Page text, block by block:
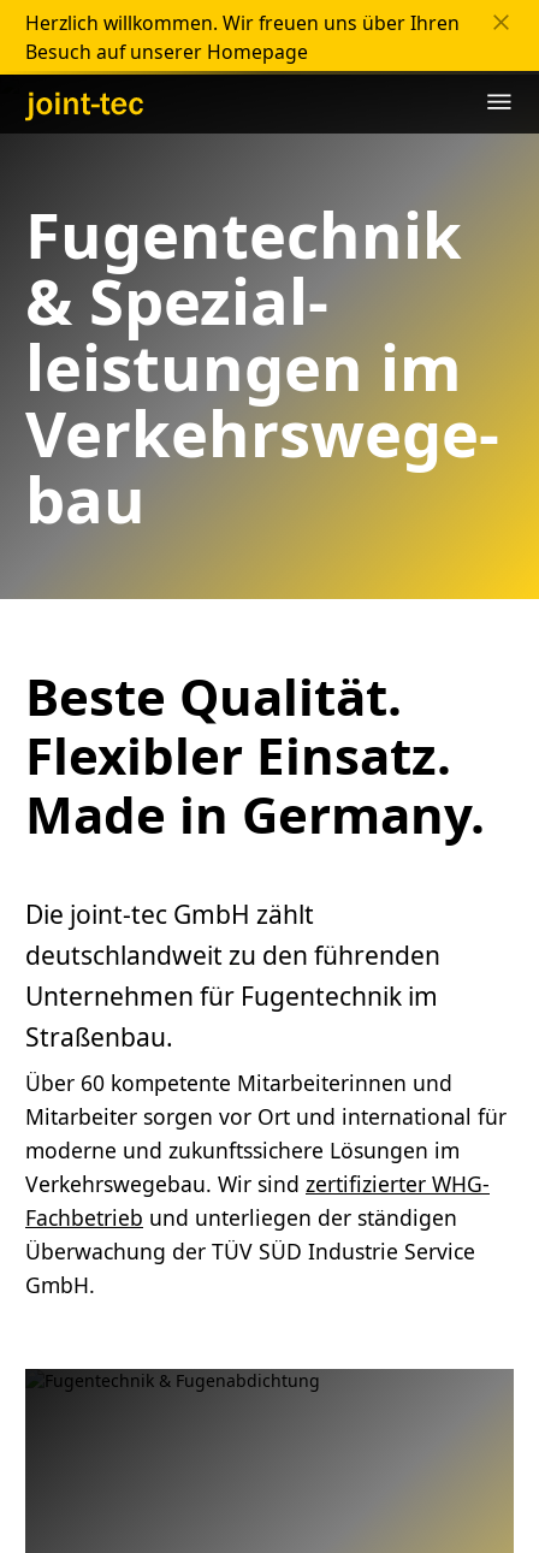
Herzlich willkommen. Wir freuen uns über Ihren
Besuch auf unserer Homepage
Fugen­technik
& Spezial­
leistungen im
Verkehrs­wege­
bau
Beste Qualität.
Flexibler Einsatz.
Made in Germany.
Die joint-tec GmbH zählt
deutschlandweit zu den führenden
Unternehmen für Fugentechnik im
Straßenbau.
Über 60 kompetente Mitarbeiterinnen und
Mitarbeiter sorgen vor Ort und international für
moderne und zukunftssichere Lösungen im
Verkehrswegebau. Wir sind zertifizierter WHG-
Fachbetrieb und unterliegen der ständigen
Überwachung der TÜV SÜD Industrie Service
GmbH.